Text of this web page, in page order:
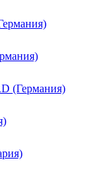
(Германия)